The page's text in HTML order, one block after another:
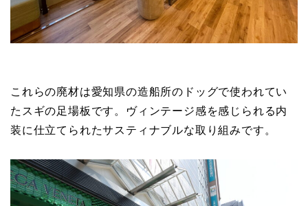
これらの廃材は愛知県の造船所のドッグで使われてい
たスギの足場板です。ヴィンテージ感を感じられる内
装に仕立てられたサスティナブルな取り組みです。